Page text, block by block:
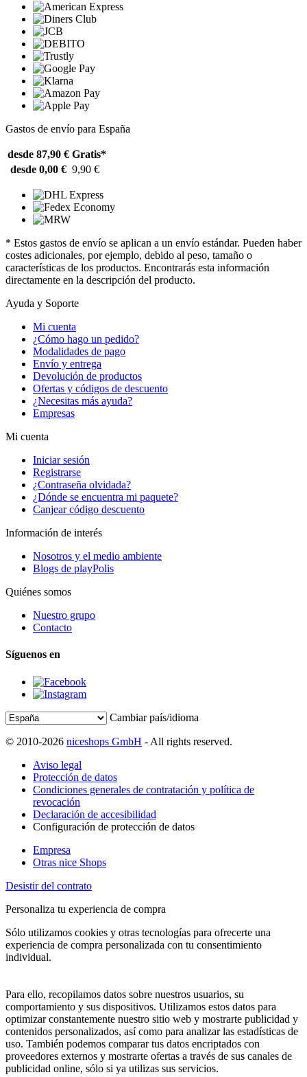
Gastos de envío para España
desde 87,90 € Gratis*
desde 0,00 € 9,90 €
* Estos gastos de envío se aplican a un envío estándar. Pueden haber
costes adicionales, por ejemplo, debido al peso, tamaño o
características de los productos. Encontrarás esta información
directamente en la descripción del producto.
Ayuda y Soporte
Mi cuenta
¿Cómo hago un pedido?
Modalidades de pago
Envío y entrega
Devolución de productos
Ofertas y códigos de descuento
¿Necesitas más ayuda?
Empresas
Mi cuenta
Iniciar sesión
Registrarse
¿Contraseña olvidada?
¿Dónde se encuentra mi paquete?
Canjear código descuento
Información de interés
Nosotros y el medio ambiente
Blogs de playPolis
Quiénes somos
Nuestro grupo
Contacto
Síguenos en
Cambiar país/idioma
© 2010-2026 niceshops GmbH - All rights reserved.
Aviso legal
Protección de datos
Condiciones generales de contratación y política de
revocación
Declaración de accesibilidad
Configuración de protección de datos
Empresa
Otras nice Shops
Desistir del contrato
Personaliza tu experiencia de compra
Sólo utilizamos cookies y otras tecnologías para ofrecerte una
experiencia de compra personalizada con tu consentimiento
individual.
Para ello, recopilamos datos sobre nuestros usuarios, su
comportamiento y sus dispositivos. Utilizamos estos datos para
optimizar constantemente nuestro sitio web y mostrarte publicidad y
contenidos personalizados, así como para analizar las estadísticas de
uso. También podemos comparar tus datos encriptados con
proveedores externos y mostrarte ofertas a través de sus canales de
publicidad online, sólo si ya utilizas sus servicios.